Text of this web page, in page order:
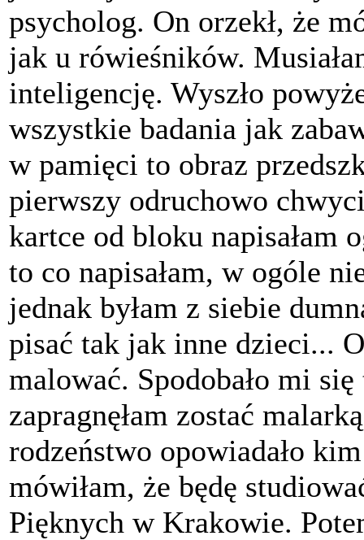
psycholog. On orzekł, że
jak u rówieśników.
inteligencję. Wyszło
wszystkie badania jak
w pamięci to obraz
pierwszy odruchowo
kartce od bloku napisałam
to co napisałam, w ogóle
jednak byłam z siebie
pisać tak jak inne dzieci...
malować. Spodobało mi
zapragnęłam zostać
rodzeństwo opowiadało
mówiłam, że będę
Pięknych w Krakowie.